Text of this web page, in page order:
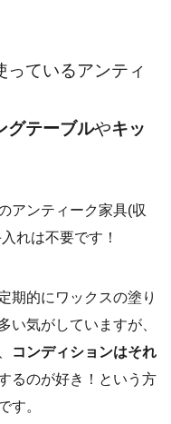
っているアンティ
グテーブルやキッ
アンティーク家具(収
れは不要です！
期的にワックスの塗り
い気がしていますが、
コンディションはそれ
るのが好き！という方
す。